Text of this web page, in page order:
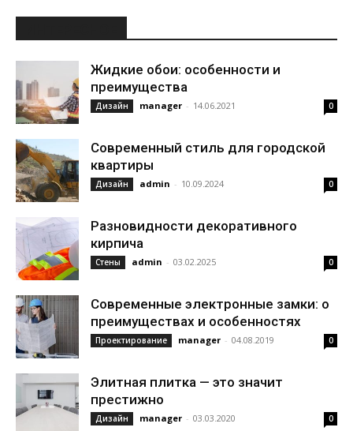
Жидкие обои: особенности и
преимущества
Дизайн manager - 14.06.2021 0
Современный стиль для городской
квартиры
Дизайн admin - 10.09.2024 0
Разновидности декоративного
кирпича
Стены admin - 03.02.2025 0
Современные электронные замки: о
преимуществах и особенностях
Проектирование manager - 04.08.2019 0
Элитная плитка — это значит
престижно
Дизайн manager - 03.03.2020 0